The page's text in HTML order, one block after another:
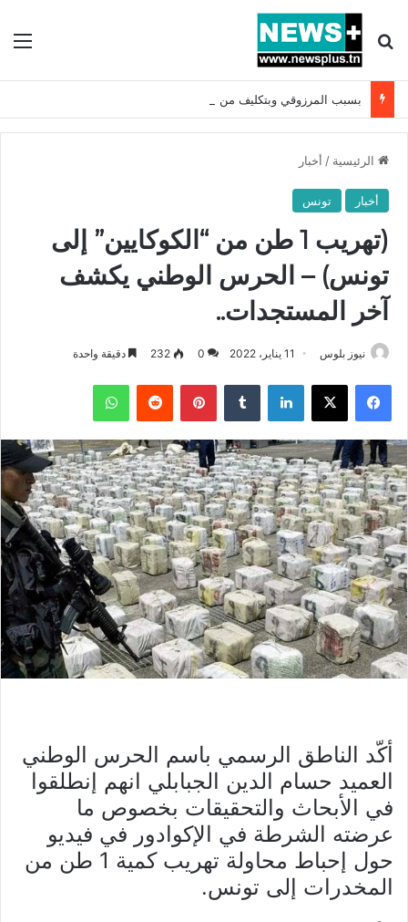
بحث عن
الرئيسية / أخبار
أخبار تونس
(تهريب 1 طن من “الكوكايين” إلى
تونس) – الحرس الوطني يكشف
آخر المستجدات..
نيوز بلوس 11 يناير، 2022 0
232 دقيقة واحدة
فيسبوك X لينكدإن بينتيريست واتساب
أكّد الناطق الرسمي باسم الحرس الوطني
العميد حسام الدين الجبابلي انهم إنطلقوا
في الأبحاث والتحقيقات بخصوص ما
عرضته الشرطة في الإكوادور في فيديو
حول إحباط محاولة تهريب كمية 1 طن من
المخدرات إلى تونس.